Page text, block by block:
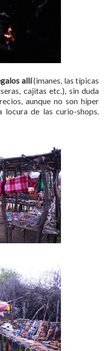
allí(imanes, las típicas
cajitas etc.), sin duda
aunque no son híper
locura de las curio-shops.